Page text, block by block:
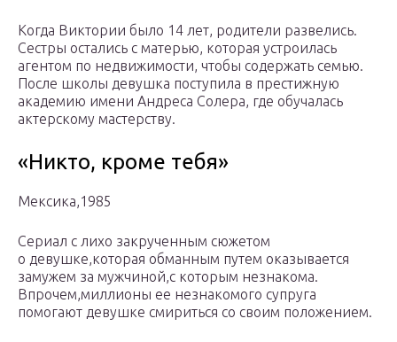
Когда Виктории было 14 лет, родители развелись.
Сестры остались с матерью, которая устроилась
агентом по недвижимости, чтобы содержать семью.
После школы девушка поступила в престижную
академию имени Андреса Солера, где обучалась
актерскому мастерству.
«Никто, кроме тебя»
Мексика,1985
Сериал с лихо закрученным сюжетом
о девушке,которая обманным путем оказывается
замужем за мужчиной,с которым незнакома.
Впрочем,миллионы ее незнакомого супруга
помогают девушке смириться со своим положением.